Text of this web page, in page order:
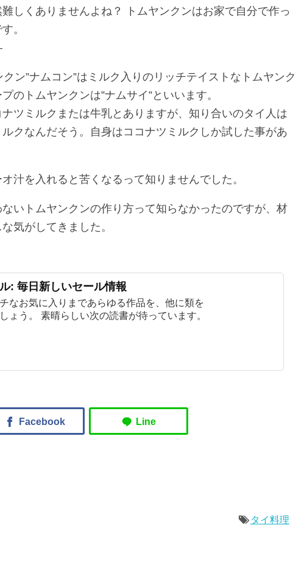
しくありませんよね？ トムヤンクンはお家で自分で作っ
。
ン”ナムコン”はミルク入りのリッチテイストなトムヤンク
のトムヤンクンは”ナムサイ”といいます。
ツミルクまたは牛乳とありますが、知り合いのタイ人は
ルクなんだそう。自身はココナツミルクしか試した事があ
汁を入れると苦くなるって知りませんでした。
ないトムヤンクンの作り方って知らなかったのですが、材
気がしてきました。
: 毎日新しいセール情報
なお気に入りまであらゆる作品を、他に類を
ょう。 素晴らしい次の読書が待っています。
タイ料理